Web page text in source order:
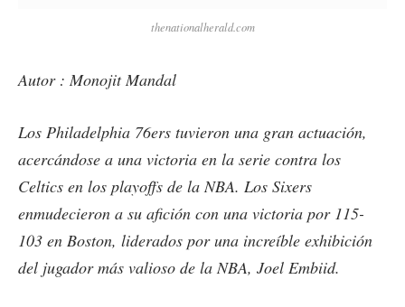
thenationalherald.com
Autor : Monojit Mandal
Los Philadelphia 76ers tuvieron una gran actuación,
acercándose a una victoria en la serie contra los
Celtics en los playoffs de la NBA. Los Sixers
enmudecieron a su afición con una victoria por 115-
103 en Boston, liderados por una increíble exhibición
del jugador más valioso de la NBA, Joel Embiid.